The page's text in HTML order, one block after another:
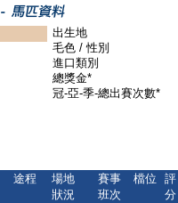
出生地
毛色 / 性別
進口類別
總獎金*
冠-亞-季-總出賽次數*
途程
場地
狀況
賽事
班次
檔位
評
分